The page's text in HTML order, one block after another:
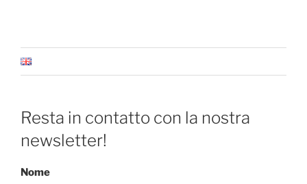
Resta in contatto con la nostra
newsletter!
Nome